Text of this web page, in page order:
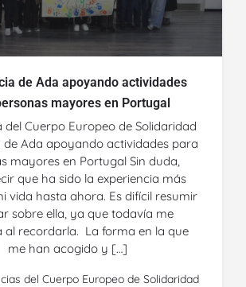
de Ada apoyando actividades
mayores en Portugal
del Cuerpo Europeo de Solidaridad
de Ada apoyando actividades para
mayores en Portugal Sin duda,
que ha sido la experiencia más
vida hasta ahora. Es difícil resumir
sobre ella, ya que todavía me
al recordarla. La forma en la que
me han acogido y […]
del Cuerpo Europeo de Solidaridad